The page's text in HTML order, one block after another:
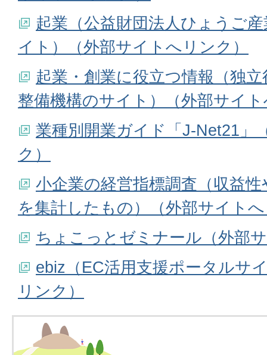
起業（公益財団法人ひょうご
イト）（外部サイトへリンク）
起業・創業に役立つ情報（独
整備機構のサイト）（外部サイ
業種別開業ガイド「J-Net21」
ク）
小企業の経営指標調査（収益
を集計したもの）（外部サイト
ちょこっとゼミナール（外部
ebiz（EC活用支援ポータルサ
リンク）